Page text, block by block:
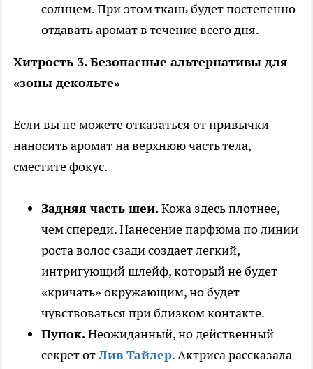
солнцем. При этом ткань будет постепенно
отдавать аромат в течение всего дня.
Хитрость 3. Безопасные альтернативы для
«зоны декольте»
Если вы не можете отказаться от привычки
наносить аромат на верхнюю часть тела,
сместите фокус.
Задняя часть шеи.Кожа здесь плотнее,
чем спереди. Нанесение парфюма по линии
роста волос сзади создает легкий,
интригующий шлейф, который не будет
«кричать» окружающим, но будет
чувствоваться при близком контакте.
Пупок.Неожиданный, но действенный
секрет отЛив Тайлер. Актриса рассказала